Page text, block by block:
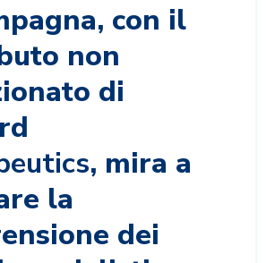
con il
non
di
, mira a
la
dei